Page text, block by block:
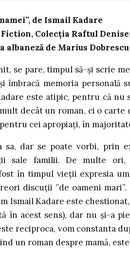
de Ismail Kadare
Colecția Raftul
albaneză de Marius Dobrescu
se pare, timpul să-și scrie
îmbracă memoria personală
este atipic, pentru că
decât un roman, ci o
cei apropiați, în
sa, dar se poate vorbi,
sale familii. De multe ori,
în timpul vieții expresia
discuții ”de oameni
Ismail Kadare este
în acest sens), dar nu și-a
reciproca, vom constanta
un roman despre mamă,